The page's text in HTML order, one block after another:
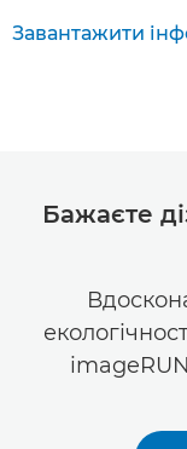
Завантажити
Бажаєте